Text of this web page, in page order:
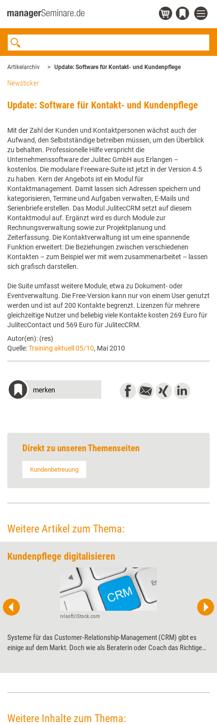
Artikelarchiv Update: Software für Kontakt- und Kundenpflege
Newsticker
Update: Software für Kontakt- und Kundenpflege
Mit der Zahl der Kunden und Kontaktpersonen wächst auch der
Aufwand, den Selbstständige betreiben müssen, um den Überblick
zu behalten. Professionelle Hilfe verspricht die
Unternehmenssoftware der Julitec GmbH aus Erlangen –
kostenlos. Die modulare Freeware-Suite ist jetzt in der Version 4.5
zu haben. Kern der Angebots ist ein Modul für
Kontaktmanagement. Damit lassen sich Adressen speichern und
kategorisieren, Termine und Aufgaben verwalten, E-Mails und
Serienbriefe erstellen. Das Modul JulitecCRM setzt auf diesem
Kontaktmodul auf. Ergänzt wird es durch Module zur
Rechnungsverwaltung sowie zur Projektplanung und
Zeiterfassung. Die Kontaktverwaltung ist um eine spannende
Funktion erweitert: Die Beziehungen zwischen verschiedenen
Kontakten – zum Beispiel wer mit wem zusammenarbeitet – lassen
sich grafisch darstellen.
Die Suite umfasst weitere Module, etwa zu Dokument- oder
Eventverwaltung. Die Free-Version kann nur von einem User genutzt
werden und ist auf 200 Kontakte begrenzt. Lizenzen für mehrere
gleichzeitige Nutzer und beliebig viele Kontakte kosten 269 Euro für
JulitecContact und 569 Euro für JulitecCRM.
Autor(en): (res)
Quelle:Training aktuell 05/10, Mai 2010
merken
Direkt zu unseren Themenseiten
Kundenbetreuung
Weitere Artikel zum Thema:
Kundenpflege digitalisieren
rvlsoft/iStock.com
Systeme für das Customer-Relationship-Management (CRM) gibt es
einige auf dem Markt. Doch wie als Beraterin oder Coach das Richtige
Weitere Inhalte zum Thema: